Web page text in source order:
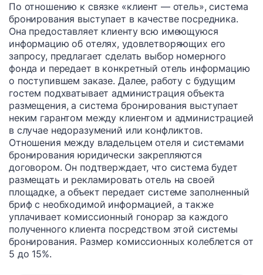
По отношению к связке «клиент — отель», система
бронирования выступает в качестве посредника.
Она предоставляет клиенту всю имеющуюся
информацию об отелях, удовлетворяющих его
запросу, предлагает сделать выбор номерного
фонда и передает в конкретный отель информацию
о поступившем заказе. Далее, работу с будущим
гостем подхватывает администрация объекта
размещения, а система бронирования выступает
неким гарантом между клиентом и администрацией
в случае недоразумений или конфликтов.
Отношения между владельцем отеля и системами
бронирования юридически закрепляются
договором. Он подтверждает, что система будет
размещать и рекламировать отель на своей
площадке, а объект передает системе заполненный
бриф с необходимой информацией, а также
уплачивает комиссионный гонорар за каждого
полученного клиента посредством этой системы
бронирования. Размер комиссионных колеблется от
5 до 15%.